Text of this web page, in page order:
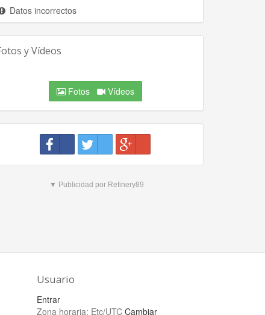
Datos incorrectos
y Vídeos
Fotos Vídeos
▼ Publicidad por Refinery89
Usuario
Entrar
Zona horaria: Etc/UTC Cambiar